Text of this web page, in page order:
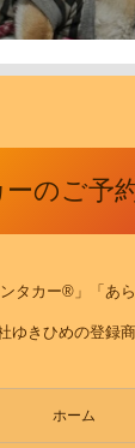
のご予
ンタカー®」「あ
ゆきひめの登録商
ホーム